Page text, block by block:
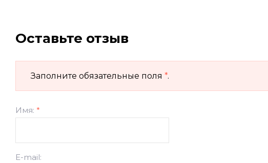
Оставьте отзыв
Заполните обязательные поля *.
Имя: *
E-mail: